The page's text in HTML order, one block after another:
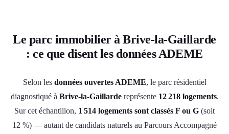
Le parc immobilier à Brive-la-Gaillarde
: ce que disent les données ADEME
Selon les données ouvertes ADEME, le parc résidentiel
diagnostiqué à Brive-la-Gaillardereprésente 12 218 logements.
Sur cet échantillon, 1 514 logements sont classés F ou G (soit
12 %) — autant de candidats naturels au Parcours Accompagné